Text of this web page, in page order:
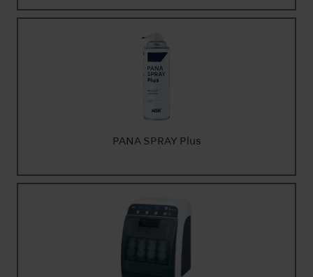
PANA SPRAY Plus